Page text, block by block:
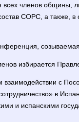
членов общины,
СОРС, а также, в
созываемая
избирается
с
в
и испанскими